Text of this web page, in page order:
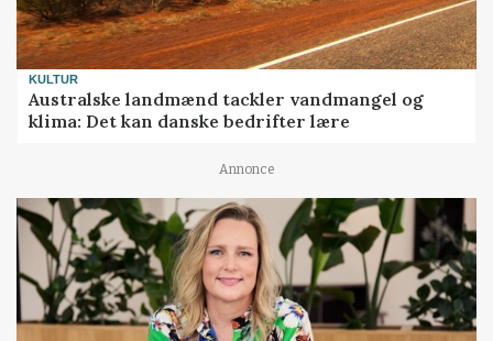
KULTUR
Australske landmænd tackler vandmangel og
klima: Det kan danske bedrifter lære
Annonce